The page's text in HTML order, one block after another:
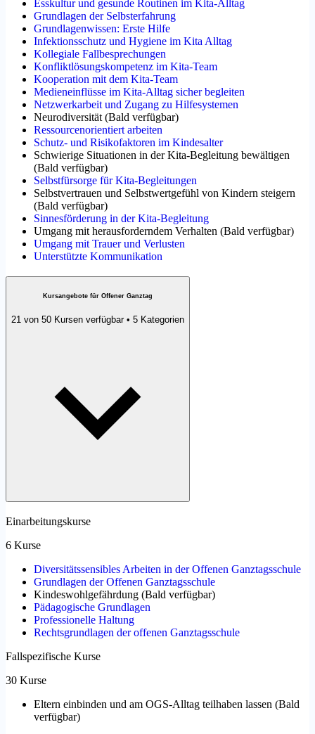
Esskultur und gesunde Routinen im Kita-Alltag
Grundlagen der Selbsterfahrung
Grundlagenwissen: Erste Hilfe
Infektionsschutz und Hygiene im Kita Alltag
Kollegiale Fallbesprechungen
Konfliktlösungskompetenz im Kita-Team
Kooperation mit dem Kita-Team
Medieneinflüsse im Kita-Alltag sicher begleiten
Netzwerkarbeit und Zugang zu Hilfesystemen
Neurodiversität (Bald verfügbar)
Ressourcenorientiert arbeiten
Schutz- und Risikofaktoren im Kindesalter
Schwierige Situationen in der Kita-Begleitung bewältigen
(Bald verfügbar)
Selbstfürsorge für Kita-Begleitungen
Selbstvertrauen und Selbstwertgefühl von Kindern steigern
(Bald verfügbar)
Sinnesförderung in der Kita-Begleitung
Umgang mit herausforderndem Verhalten (Bald verfügbar)
Umgang mit Trauer und Verlusten
Unterstützte Kommunikation
Kursangebote für Offener Ganztag
21 von 50 Kursen verfügbar • 5 Kategorien
Einarbeitungskurse
6 Kurse
Diversitätssensibles Arbeiten in der Offenen Ganztagsschule
Grundlagen der Offenen Ganztagsschule
Kindeswohlgefährdung (Bald verfügbar)
Pädagogische Grundlagen
Professionelle Haltung
Rechtsgrundlagen der offenen Ganztagsschule
Fallspezifische Kurse
30 Kurse
Eltern einbinden und am OGS-Alltag teilhaben lassen (Bald
verfügbar)